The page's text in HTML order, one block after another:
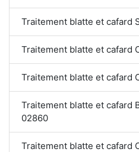
Traitement blatte et cafard
Traitement blatte et cafard
Traitement blatte et cafard
Traitement blatte et cafard
02860
Traitement blatte et cafard